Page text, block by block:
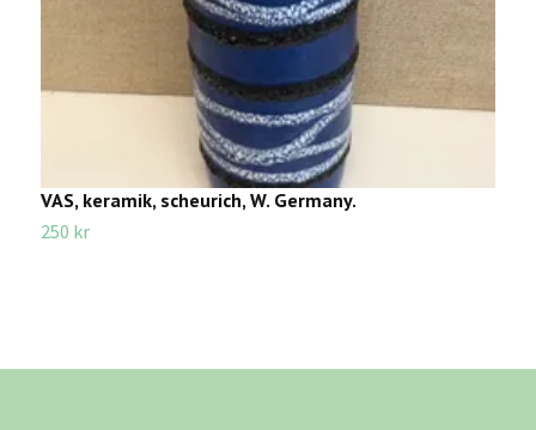
VAS, keramik, scheurich, W. Germany.
250 kr